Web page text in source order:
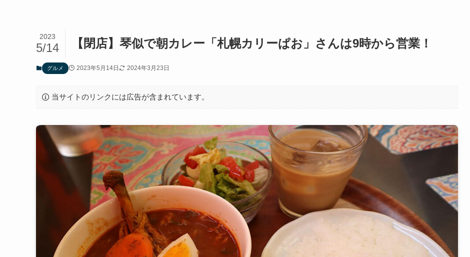
【閉店】琴似で朝カレー「札幌カリーぱお」さんは9時から営業！
2023
5/14
グルメ 2023年5月14日 2024年3月23日
当サイトのリンクには広告が含まれています。